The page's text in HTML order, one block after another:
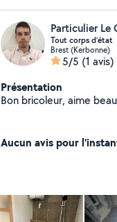
Particulier Le
Tout corps d’état
Brest (Kerbonne)
5/5 (1 avis)
Présentation
Bon bricoleur, aime
Aucun avis pour